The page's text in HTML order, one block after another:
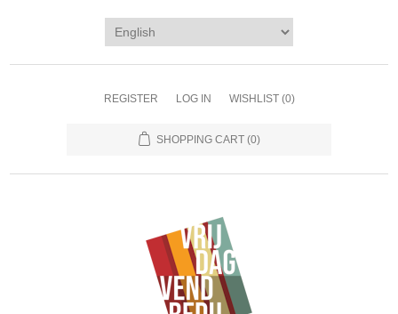
REGISTER LOG IN WISHLIST (0)
SHOPPING CART (0)